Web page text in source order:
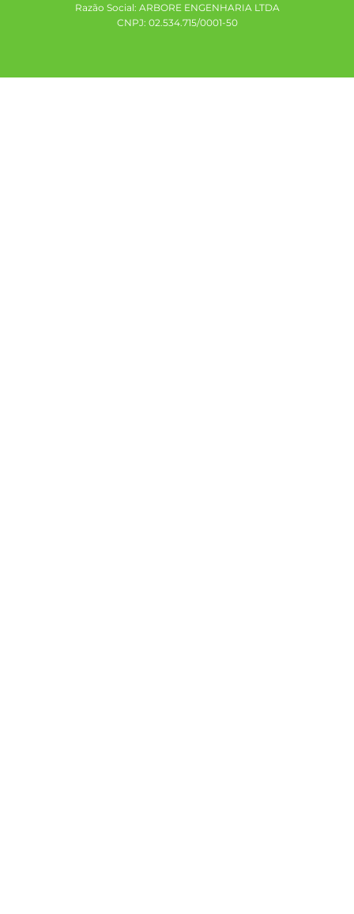
Razão Social: ARBORE ENGENHARIA LTDA
CNPJ: 02.534.715/0001-50